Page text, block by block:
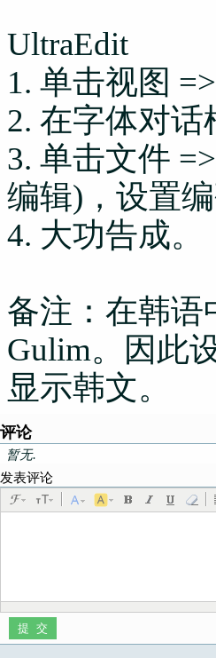
UltraEdit
1. 单击视图
2. 在字体对
3. 单击文件
编辑)，设置
4. 大功告成。
备注：在韩语
Gulim。因此
显示韩文。
评论
暂无.
发表评论